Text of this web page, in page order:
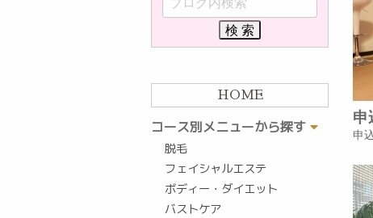
HOME
コース別メニューから探す
脱毛
フェイシャルエステ
ボディー・ダイエット
バストケア
申
申